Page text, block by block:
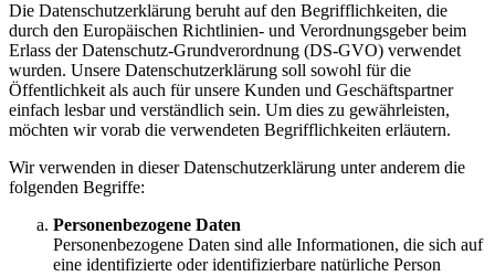
Die Datenschutzerklärung beruht auf den Begrifflichkeiten, die
durch den Europäischen Richtlinien- und Verordnungsgeber beim
Erlass der Datenschutz-Grundverordnung (DS-GVO) verwendet
wurden. Unsere Datenschutzerklärung soll sowohl für die
Öffentlichkeit als auch für unsere Kunden und Geschäftspartner
einfach lesbar und verständlich sein. Um dies zu gewährleisten,
möchten wir vorab die verwendeten Begrifflichkeiten erläutern.
Wir verwenden in dieser Datenschutzerklärung unter anderem die
folgenden Begriffe:
Personenbezogene Daten
Personenbezogene Daten sind alle Informationen, die sich auf
eine identifizierte oder identifizierbare natürliche Person